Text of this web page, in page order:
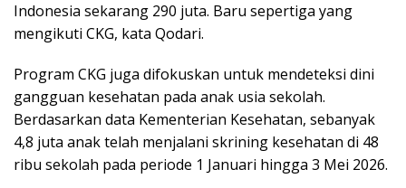
Indonesia sekarang 290 juta. Baru sepertiga yang
mengikuti CKG, kata Qodari.
Program CKG juga difokuskan untuk mendeteksi dini
gangguan kesehatan pada anak usia sekolah.
Berdasarkan data Kementerian Kesehatan, sebanyak
4,8 juta anak telah menjalani skrining kesehatan di 48
ribu sekolah pada periode 1 Januari hingga 3 Mei 2026.